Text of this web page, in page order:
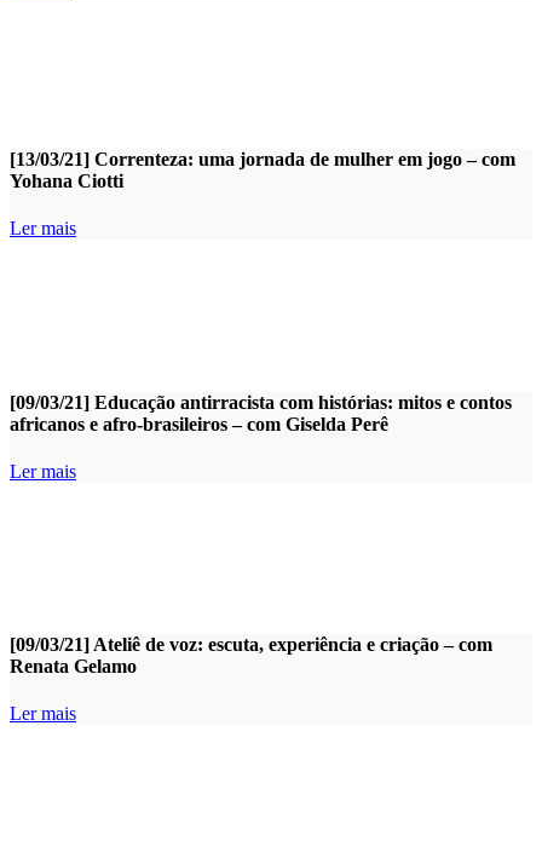
[13/03/21] Correnteza: uma jornada de mulher em jogo – com
Yohana Ciotti
Ler mais
[09/03/21] Educação antirracista com histórias: mitos e contos
africanos e afro-brasileiros – com Giselda Perê
Ler mais
[09/03/21] Ateliê de voz: escuta, experiência e criação – com
Renata Gelamo
Ler mais